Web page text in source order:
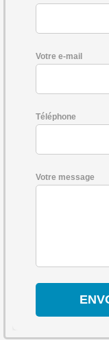
Votre e-mail
Téléphone
Votre message